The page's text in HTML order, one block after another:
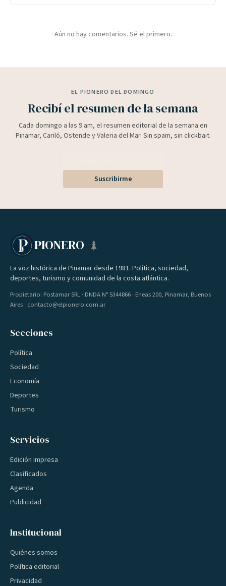
Aún no hay comentarios. Sé el primero.
EL PIONERO DEL DOMINGO
Recibí el resumen de la semana
Cada domingo a las 9 am, el resumen editorial de la semana en
Pinamar, Cariló, Ostende y Valeria del Mar. Sin spam, sin clickbait.
Suscribirme
PIONERO
La voz histórica de Pinamar desde 1981. Política, sociedad,
deportes, turismo y comunidad de la costa atlántica.
Propietario: Postamar SRL · DNDA Nº 5344866 · Eneas 200, Pinamar, Buenos
Aires · contacto@elpionero.com.ar
Secciones
Política
Sociedad
Economía
Deportes
Turismo
Servicios
Edición impresa
Clasificados
Agenda
Publicidad
Institucional
Quiénes somos
Política editorial
Privacidad